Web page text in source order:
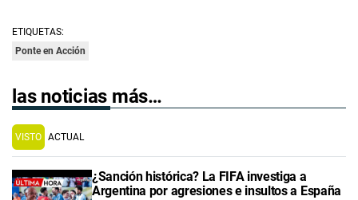
ETIQUETAS:
Ponte en Acción
las noticias más…
VISTO ACTUAL
¿Sanción histórica? La FIFA investiga a
Argentina por agresiones e insultos a España